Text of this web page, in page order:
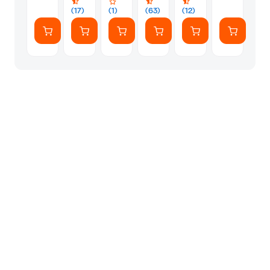
(17) (1) (63) (12)